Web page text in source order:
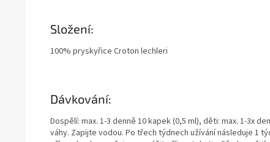
Složení:
100% pryskyřice Croton lechleri
Dávkování:
Dospělí: max. 1-3 denně 10 kapek (0,5 ml), děti: max. 1-3x
váhy. Zapijte vodou. Po třech týdnech užívání následuje 1